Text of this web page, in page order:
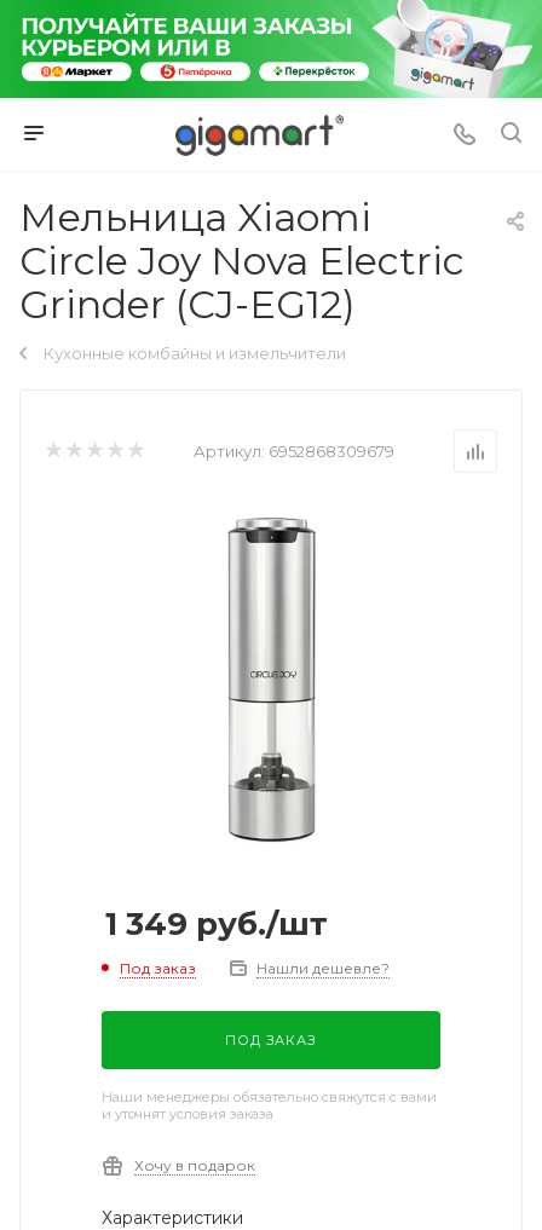
Мельница Xiaomi
Circle Joy Nova Electric
Grinder (CJ-EG12)
Кухонные комбайны и измельчители
Артикул: 6952868309679
1 349 руб./шт
Под заказ Нашли дешевле?
ПОД ЗАКАЗ
Наши менеджеры обязательно свяжутся с вами
и уточнят условия заказа
Хочу в подарок
Характеристики